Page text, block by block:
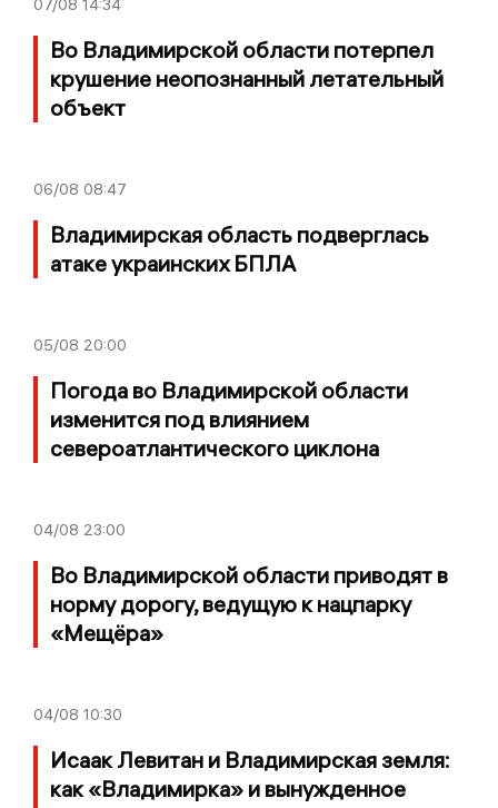
07/08 14:34
Во Владимирской области потерпел
крушение неопознанный летательный
объект
06/08 08:47
Владимирская область подверглась
атаке украинских БПЛА
05/08 20:00
Погода во Владимирской области
изменится под влиянием
североатлантического циклона
04/08 23:00
Во Владимирской области приводят в
норму дорогу, ведущую к нацпарку
«Мещёра»
04/08 10:30
Исаак Левитан и Владимирская земля:
как «Владимирка» и вынужденное